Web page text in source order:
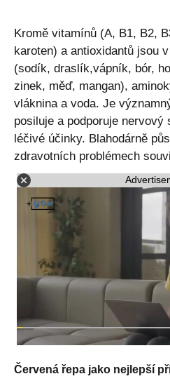
Kromě vitamínů (A, B1, B2,
karoten) a antioxidantů jsou
(sodík, draslík,vápník, bór,
zinek, měď, mangan),
vláknina a voda. Je
posiluje a podporuje nervový
léčivé účinky. Blahodárně
zdravotních problémech
Červená řepa jako nejlepší